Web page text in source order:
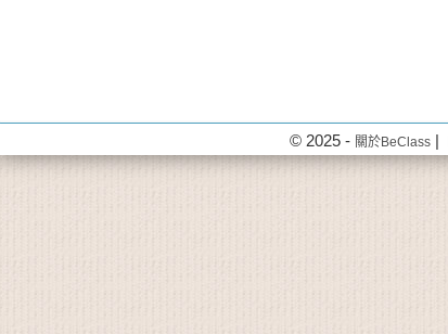
© 2025 - 關於BeClass |